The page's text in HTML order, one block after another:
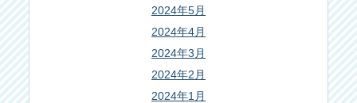
2024年5月
2024年4月
2024年3月
2024年2月
2024年1月